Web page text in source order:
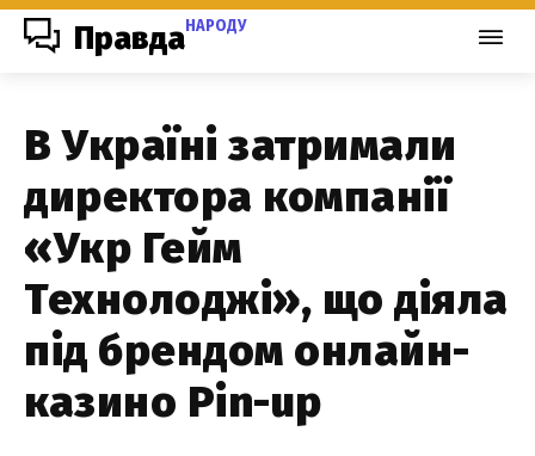
ПравдаНАРОДУ
В Україні затримали
директора компанії
«Укр Гейм
Технолоджі», що діяла
під брендом онлайн-
казино Pin-up